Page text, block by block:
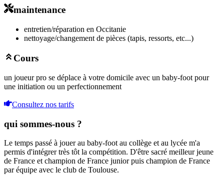
maintenance
entretien/réparation en Occitanie
nettoyage/changement de pièces (tapis, ressorts, etc...)
Cours
un joueur pro se déplace à votre domicile avec un baby-foot pour
une initiation ou un perfectionnement
Consultez nos tarifs
qui sommes-nous ?
Le temps passé à jouer au baby-foot au collège et au lycée m'a
permis d'intégrer très tôt la compétition. D'être sacré meilleur jeune
de France et champion de France junior puis champion de France
par équipe avec le club de Toulouse.